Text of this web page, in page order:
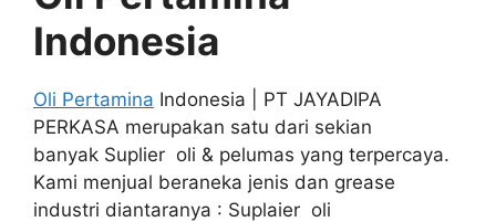
Indonesia
Oli Pertamina Indonesia | PT JAYADIPA
PERKASA merupakan satu dari sekian
banyak Suplier oli & pelumas yang terpercaya.
Kami menjual beraneka jenis dan grease
industri diantaranya : Suplaier oli